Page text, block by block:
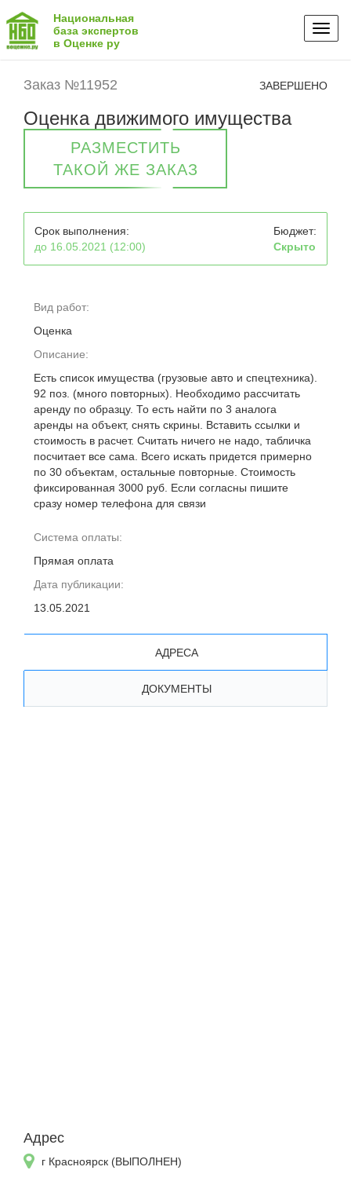
Национальная
база экспертов
в Оценке ру
Заказ №11952 ЗАВЕРШЕНО
Оценка движимого имущества
РАЗМЕСТИТЬ
ТАКОЙ ЖЕ ЗАКАЗ
Срок выполнения:
до 16.05.2021 (12:00)
Бюджет:
Скрыто
Вид работ:
Оценка
Описание:
Есть список имущества (грузовые авто и спецтехника).
92 поз. (много повторных). Необходимо рассчитать
аренду по образцу. То есть найти по 3 аналога
аренды на объект, снять скрины. Вставить ссылки и
стоимость в расчет. Считать ничего не надо, табличка
посчитает все сама. Всего искать придется примерно
по 30 объектам, остальные повторные. Стоимость
фиксированная 3000 руб. Если согласны пишите
сразу номер телефона для связи
Система оплаты:
Прямая оплата
Дата публикации:
13.05.2021
АДРЕСА
ДОКУМЕНТЫ
Адрес
г Красноярск (ВЫПОЛНЕН)